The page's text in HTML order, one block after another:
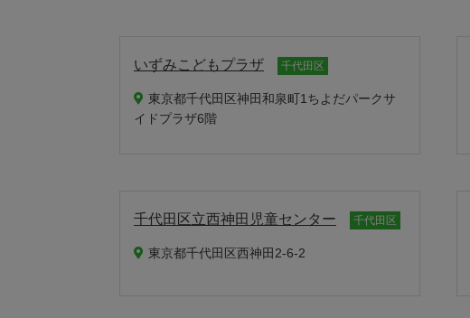
いずみこどもプラザ 千代田区
東京都千代田区神田和泉町1ちよだパークサ
イドプラザ6階
千代田区立西神田児童センター 千代田区
東京都千代田区西神田2-6-2